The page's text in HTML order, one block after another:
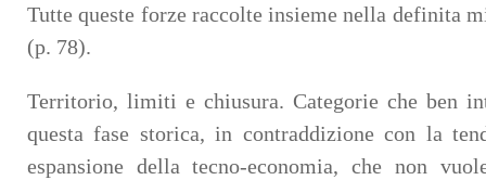
Tutte queste forze raccolte insieme nella definita
(p. 78).
Territorio, limiti e chiusura. Categorie che ben
questa fase storica, in contraddizione con la
espansione della tecno-economia, che non